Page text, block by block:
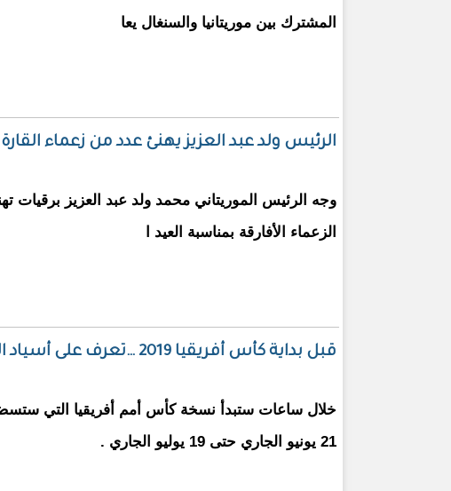
المشترك بين موريتانيا والسنغال يعا
الرئيس ولد عبد العزيز يهنئ عدد من زعماء
وجه الرئيس الموريتاني محمد ولد عبد العزيز برقيات
الزعماء الأفارقة بمناسبة العيد ا
قبل بداية كأس أفريقيا 2019 …تعرف على أسياد القارة السمراء!
خلال ساعات ستبدأ نسخة كأس أمم أفريقيا التي
21 يونيو الجاري حتى 19 يوليو الجاري .